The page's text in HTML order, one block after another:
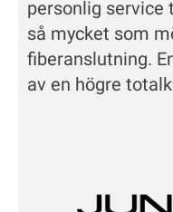
personlig service
så mycket som
fiberanslutning.
av en högre